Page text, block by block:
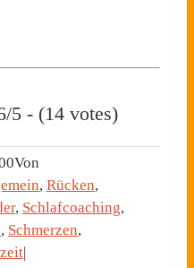
5 - (14 votes)
Von
, Rücken,
, Schlafcoaching,
, Schmerzen,